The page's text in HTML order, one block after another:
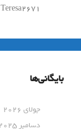
Teresa2671
بایگانی‌ها
جولای 2026
دسامبر 2025